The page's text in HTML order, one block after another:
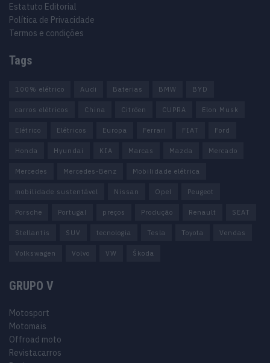
Estatuto Editorial
Política de Privacidade
Termos e condições
Tags
100% elétrico Audi Baterias BMW BYD
carros elétricos China Citröen CUPRA Elon Musk
Elétrico Elétricos Europa Ferrari FIAT Ford
Honda Hyundai KIA Marcas Mazda Mercado
Mercedes Mercedes-Benz Mobilidade elétrica
mobilidade sustentável Nissan Opel Peugeot
Porsche Portugal preços Produção Renault SEAT
Stellantis SUV tecnologia Tesla Toyota Vendas
Volkswagen Volvo VW Škoda
GRUPO V
Motosport
Motomais
Offroad moto
Revistacarros